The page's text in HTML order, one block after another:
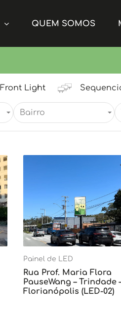
QUEM SOMOS
Front Light
Bairro
Painel de LED
Rua Prof. Maria Flora
PauseWang – Trindade
Florianópolis (LED-02)